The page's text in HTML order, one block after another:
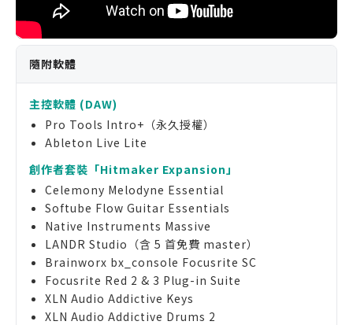
隨附軟體
主控軟體 (DAW)
Pro Tools Intro+（永久授權）
Ableton Live Lite
創作者套裝「Hitmaker Expansion」
Celemony Melodyne Essential
Softube Flow Guitar Essentials
Native Instruments Massive
LANDR Studio（含 5 首免費 master）
Brainworx bx_console Focusrite SC
Focusrite Red 2 & 3 Plug-in Suite
XLN Audio Addictive Keys
XLN Audio Addictive Drums 2